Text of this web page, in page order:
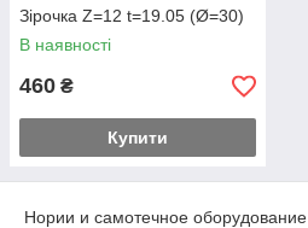
Зірочка Z=12 t=19.05 (Ø=30)
В наявності
460 ₴
Купити
Нории и самотечное оборудование